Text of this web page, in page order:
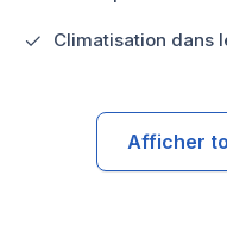
Climatisation dans
Afficher